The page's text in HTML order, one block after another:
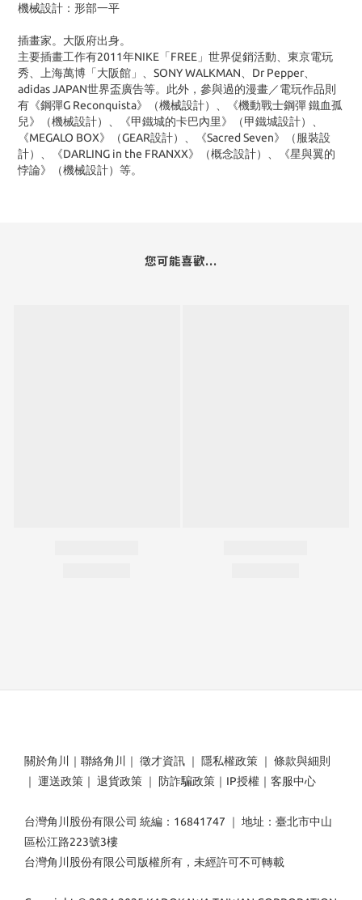
機械設計：形部一平
插畫家。大阪府出身。
主要插畫工作有2011年NIKE「FREE」世界促銷活動、東京電玩
秀、上海萬博「大阪館」、SONY WALKMAN、Dr Pepper、
adidas JAPAN世界盃廣告等。此外，參與過的漫畫／電玩作品則
有《鋼彈G Reconquista》（機械設計）、《機動戰士鋼彈 鐵血孤
兒》（機械設計）、《甲鐵城的卡巴內里》（甲鐵城設計）、
《MEGALO BOX》（GEAR設計）、《Sacred Seven》（服裝設
計）、《DARLING in the FRANXX》（概念設計）、《星與翼的
悖論》（機械設計）等。
您可能喜歡...
關於角川 ｜ 聯絡角川 ｜ 徵才資訊 ｜ 隱私權政策 ｜ 條款與細則
｜ 運送政策 ｜ 退貨政策 ｜ 防詐騙政策 ｜ IP授權 ｜ 客服中心
台灣角川股份有限公司 統編：16841747 ｜ 地址：臺北市中山
區松江路223號3樓
台灣角川股份有限公司版權所有，未經許可不可轉載